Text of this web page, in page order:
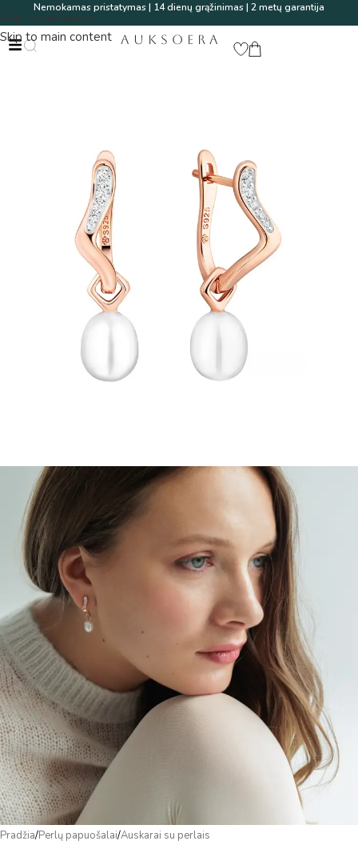
Skip to navigation
Skip to main content
Nemokamas pristatymas | 14 dienų grąžinimas | 2 metų garantija
AUKSOERA
Pradžia/Perlų papuošalai/Auskarai su perlais